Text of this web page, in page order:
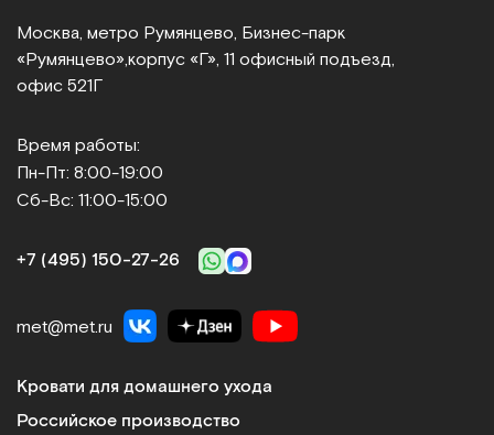
Москва, метро Румянцево, Бизнес‑парк
«Румянцево», корпус «Г», 11 офисный подъезд,
офис 521Г
Время работы:
Пн-Пт: 8:00-19:00
Сб-Вс: 11:00-15:00
+7 (495) 150‑27‑26
met@met.ru
Кровати для домашнего ухода
Российское производство